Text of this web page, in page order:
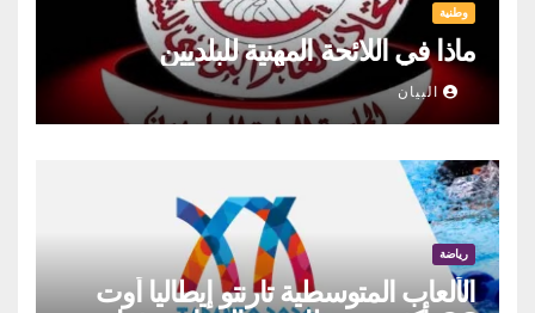
وطنية
ماذا في اللائحة المهنية للبلديين
البيان
رياضة
الألعاب المتوسطية تارنتو إيطاليا أوت